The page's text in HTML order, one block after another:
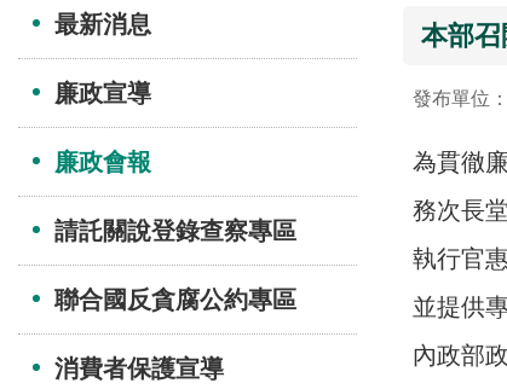
最新消息
廉政宣導
廉政會報
請託關說登錄查察專區
聯合國反貪腐公約專區
消費者保護宣導
本部
發布單位
為貫徹
務次長
執行官
並提供
內政部